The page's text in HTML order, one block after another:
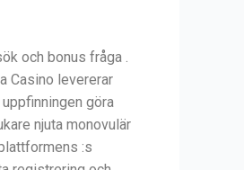
och bonus fråga .
Casino levererar
göra
njuta monovulär
:s